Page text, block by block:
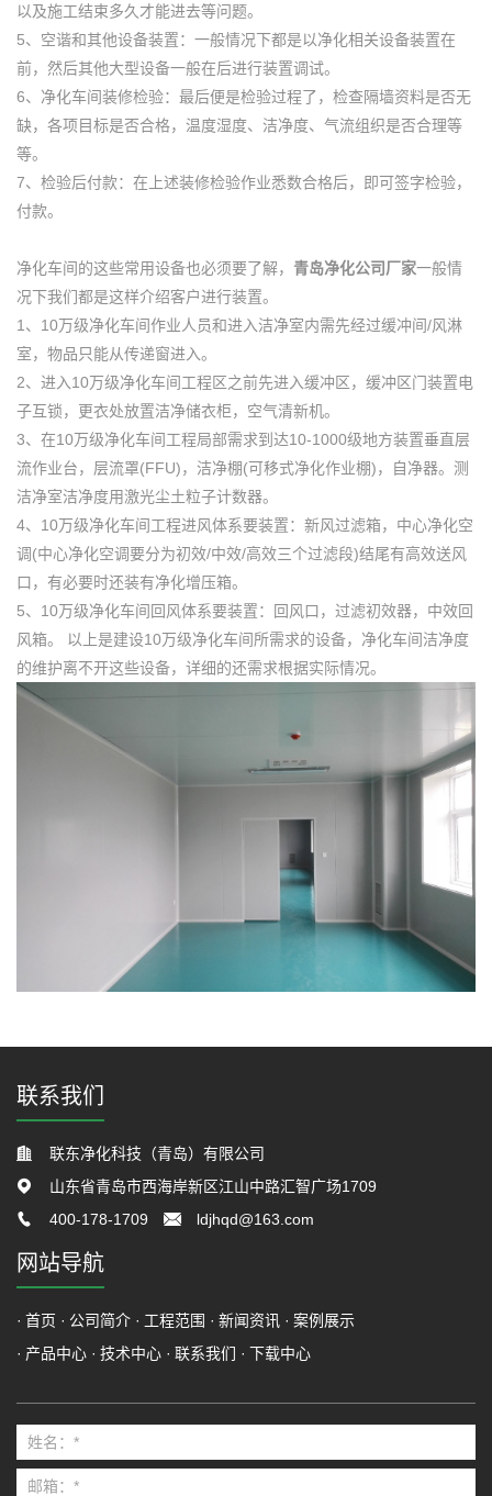
以及施工结束多久才能进去等问题。
5、空谐和其他设备装置：一般情况下都是以净化相关设备装置在
前，然后其他大型设备一般在后进行装置调试。
6、净化车间装修检验：最后便是检验过程了，检查隔墙资料是否无
缺，各项目标是否合格，温度湿度、洁净度、气流组织是否合理等
等。
7、检验后付款：在上述装修检验作业悉数合格后，即可签字检验，
付款。
净化车间的这些常用设备也必须要了解， 青岛净化公司厂家一般情
况下我们都是这样介绍客户进行装置。
1、10万级净化车间作业人员和进入洁净室内需先经过缓冲间/风淋
室，物品只能从传递窗进入。
2、进入10万级净化车间工程区之前先进入缓冲区，缓冲区门装置电
子互锁，更衣处放置洁净储衣柜，空气清新机。
3、在10万级净化车间工程局部需求到达10-1000级地方装置垂直层
流作业台，层流罩(FFU)，洁净棚(可移式净化作业棚)，自净器。测
洁净室洁净度用激光尘土粒子计数器。
4、10万级净化车间工程进风体系要装置：新风过滤箱，中心净化空
调(中心净化空调要分为初效/中效/高效三个过滤段)结尾有高效送风
口，有必要时还装有净化增压箱。
5、10万级净化车间回风体系要装置：回风口，过滤初效器，中效回
风箱。 以上是建设10万级净化车间所需求的设备，净化车间洁净度
的维护离不开这些设备，详细的还需求根据实际情况。
联系我们
联东净化科技（青岛）有限公司
山东省青岛市西海岸新区江山中路汇智广场1709
400-178-1709
ldjhqd@163.com
网站导航
首页 公司简介 工程范围 新闻资讯
案例展示
产品中心
技术中心 联系我们 下载中心